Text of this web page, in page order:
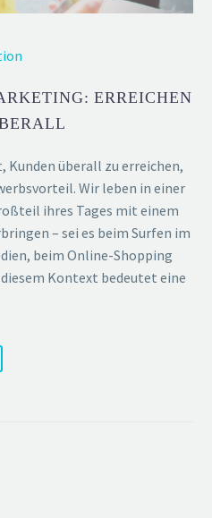
ERREICHEN
Kunden überall zu erreichen,
Wir leben in einer
ihres Tages mit einem
– sei es beim Surfen im
beim Online-Shopping
Kontext bedeutet eine